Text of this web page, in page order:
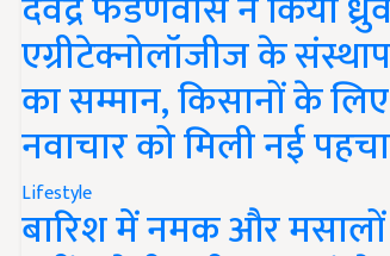
एग्रीटेक्नोलॉजीज के
का सम्मान, किसानों के लिए
नवाचार को मिली नई
Lifestyle
बारिश में नमक और